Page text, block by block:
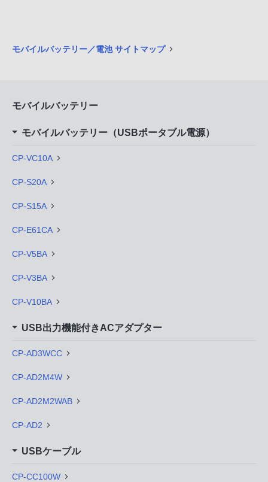
モバイルバッテリー／電池 サイトマップ
モバイルバッテリー
モバイルバッテリー（USBポータブル電源）
CP-VC10A
CP-S20A
CP-S15A
CP-E61CA
CP-V5BA
CP-V3BA
CP-V10BA
USB出力機能付きACアダプター
CP-AD3WCC
CP-AD2M4W
CP-AD2M2WAB
CP-AD2
USBケーブル
CP-CC100W